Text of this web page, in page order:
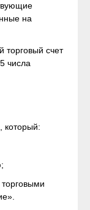
на
торговый счет
числа
который: